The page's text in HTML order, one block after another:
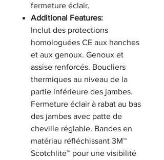
fermeture éclair.
Additional Features:
Inclut des protections
homologuées CE aux hanches
et aux genoux. Genoux et
assise renforcés. Boucliers
thermiques au niveau de la
partie inférieure des jambes.
Fermeture éclair à rabat au bas
des jambes avec patte de
cheville réglable. Bandes en
matériau réfléchissant 3M™
Scotchlite™ pour une visibilité